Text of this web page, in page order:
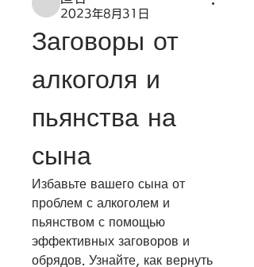
2023年8月31日
Заговоры от
алкоголя и
пьянства на
сына
Избавьте вашего сына от
проблем с алкоголем и
пьянством с помощью
эффективных заговоров и
обрядов. Узнайте, как вернуть